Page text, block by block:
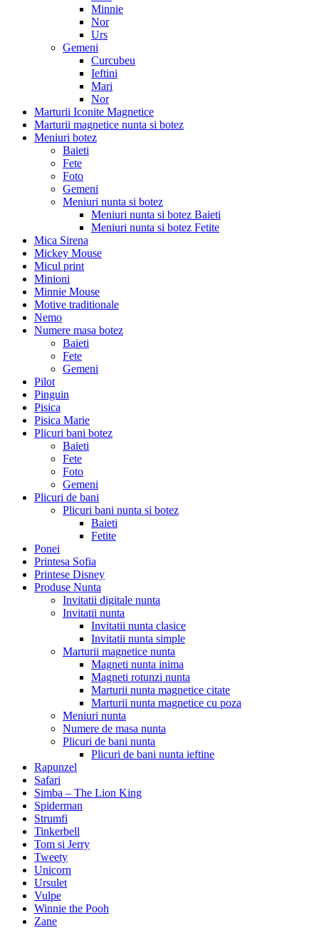
Minnie
Nor
Urs
Gemeni
Curcubeu
Ieftini
Mari
Nor
Marturii Iconite Magnetice
Marturii magnetice nunta si botez
Meniuri botez
Baieti
Fete
Foto
Gemeni
Meniuri nunta si botez
Meniuri nunta si botez Baieti
Meniuri nunta si botez Fetite
Mica Sirena
Mickey Mouse
Micul print
Minioni
Minnie Mouse
Motive traditionale
Nemo
Numere masa botez
Baieti
Fete
Gemeni
Pilot
Pinguin
Pisica
Pisica Marie
Plicuri bani botez
Baieti
Fete
Foto
Gemeni
Plicuri de bani
Plicuri bani nunta si botez
Baieti
Fetite
Ponei
Printesa Sofia
Printese Disney
Produse Nunta
Invitatii digitale nunta
Invitatii nunta
Invitatii nunta clasice
Invitatii nunta simple
Marturii magnetice nunta
Magneti nunta inima
Magneti rotunzi nunta
Marturii nunta magnetice citate
Marturii nunta magnetice cu poza
Meniuri nunta
Numere de masa nunta
Plicuri de bani nunta
Plicuri de bani nunta ieftine
Rapunzel
Safari
Simba – The Lion King
Spiderman
Strumfi
Tinkerbell
Tom si Jerry
Tweety
Unicorn
Ursulet
Vulpe
Winnie the Pooh
Zane